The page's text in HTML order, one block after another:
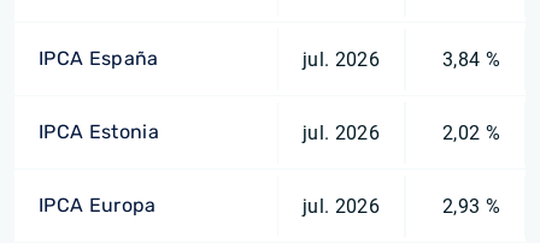
IPCA España jul. 2026 3,84 %
IPCA Estonia jul. 2026 2,02 %
IPCA Europa jul. 2026 2,93 %